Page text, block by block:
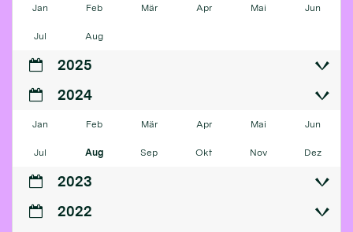
Jan Feb Mär Apr Mai Jun
Jul Aug
2025
2024
Jan Feb Mär Apr Mai Jun
Jul Aug Sep Okt Nov Dez
2023
2022